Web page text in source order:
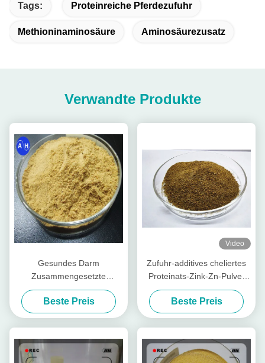
Tags: Proteinreiche Pferdezufuhr
Methioninaminosäure Aminosäurezusatz
Verwandte Produkte
Gesundes Darm
Zusammengesetzte
Nährstoffpeptide für Viehvieh
Beste Preis
Video
Zufuhr-additives cheliertes
Proteinats-Zink-Zn-Pulver
mit Rohprotein für
Futtermühle
Beste Preis